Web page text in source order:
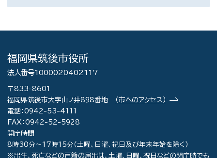
福岡県筑後市役所
法人番号1000020402117
〒833-8601
福岡県筑後市大字山ノ井898番地
（市へのアクセス）
電話：0942-53-4111
FAX：0942-52-5928
開庁時間
8時30分～17時15分（土曜、日曜、祝日及び年末年始を除く）
※出生、死亡などの戸籍の届出は、土曜、日曜、祝日などの閉庁時でも